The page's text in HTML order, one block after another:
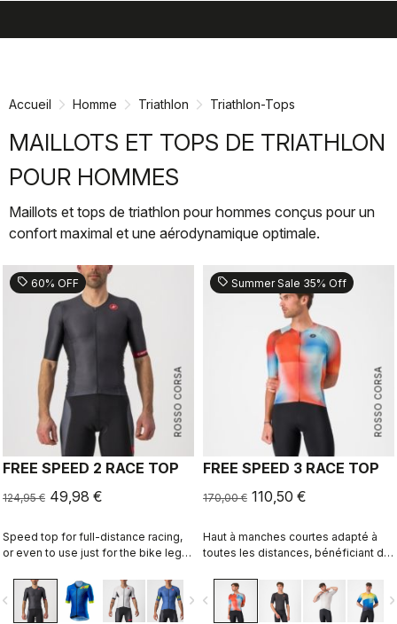
directement
navigation
directement
Accueil Homme Triathlon Triathlon-Tops
MAILLOTS ET TOPS DE TRIATHLON
POUR HOMMES
Maillots et tops de triathlon pour hommes conçus pour un
confort maximal et une aérodynamique optimale.
ROSSO CORSA
sell 60% OFF
FREE SPEED 2 RACE TOP
124,95 € 49,98 €
Speed top for full-distance racing,
or even to use just for the bike leg
Includes a fastener to attach to
shorts.
navigate_next
ROSSO CORSA
sell Summer Sale 35% Off
FREE SPEED 3 RACE TOP
170,00 € 110,50 €
Haut à manches courtes adapté à
toutes les distances, bénéficiant de
combinaison Free Sanremo 3 Short
Sleeve Suit.
navigate_before